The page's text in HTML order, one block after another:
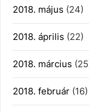
2018. május (24)
2018. április (22)
2018. március
2018. február (16)